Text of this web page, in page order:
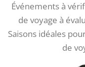
Événements à
de voyage à
Saisons idéales
de